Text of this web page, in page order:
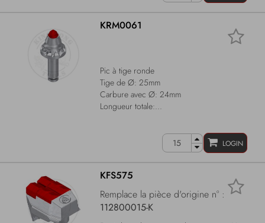
KRM0061
Pic à tige ronde
Tige de Ø: 25mm
Carbure avec Ø: 24mm
Longueur totale:...
LOGIN
KFS575
Remplace la pièce d'origine n° :
112800015-K